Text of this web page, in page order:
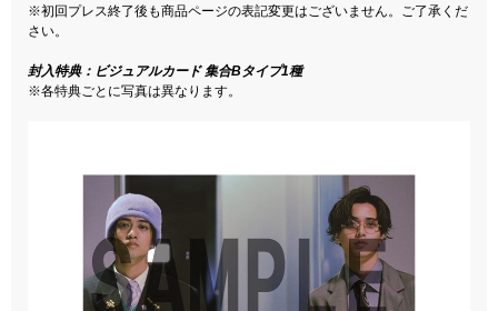
※初回プレス終了後も商品ページの表記変更はございません。ご了承くだ
さい。
封入特典：ビジュアルカード 集合Bタイプ1種
※各特典ごとに写真は異なります。